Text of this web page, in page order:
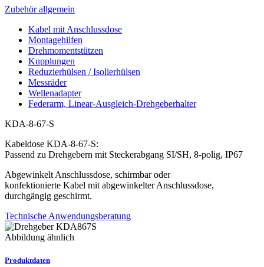
Zubehör allgemein
Kabel mit Anschlussdose
Montagehilfen
Drehmomentstützen
Kupplungen
Reduzierhülsen / Isolierhülsen
Messräder
Wellenadapter
Federarm, Linear-Ausgleich-Drehgeberhalter
KDA-8-67-S
Kabeldose KDA-8-67-S:
Passend zu Drehgebern mit Steckerabgang SI/SH, 8-polig, IP67
Abgewinkelt Anschlussdose, schirmbar oder
konfektionierte Kabel mit abgewinkelter Anschlussdose,
durchgängig geschirmt.
Technische Anwendungsberatung
Abbildung ähnlich
Produktdaten